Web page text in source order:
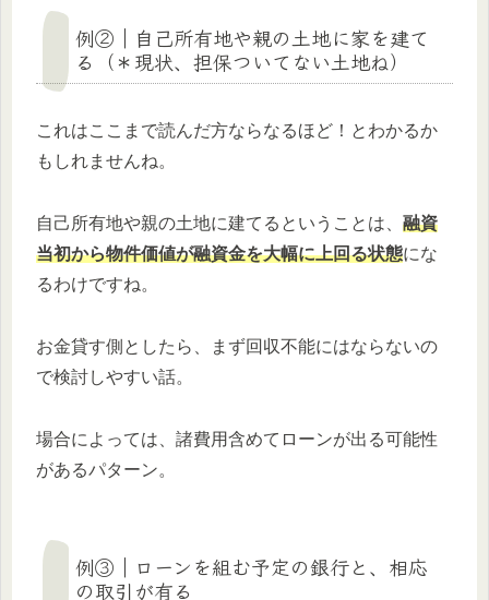
例②｜自己所有地や親の土地に家を建て
る（＊現状、担保ついてない土地ね）
これはここまで読んだ方ならなるほど！とわかるか
もしれませんね。
自己所有地や親の土地に建てるということは、 融資
当初から物件価値が融資金を大幅に上回る状態にな
るわけですね。
お金貸す側としたら、まず回収不能にはならないの
で検討しやすい話。
場合によっては、諸費用含めてローンが出る可能性
があるパターン。
例③｜ローンを組む予定の銀行と、相応
の取引が有る